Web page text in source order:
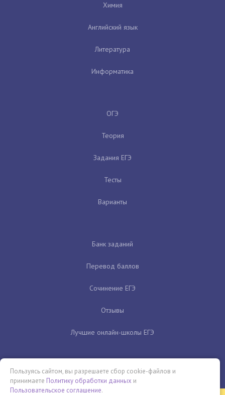
Химия
Английский язык
Литература
Информатика
ОГЭ
Теория
Задания ЕГЭ
Тесты
Варианты
Банк заданий
Перевод баллов
Сочинение ЕГЭ
Отзывы
Лучшие онлайн-школы ЕГЭ
Пользуясь сайтом, вы разрешаете сбор cookie-файлов и
принимаете Политику обработки данных и
Пользовательское соглашение.